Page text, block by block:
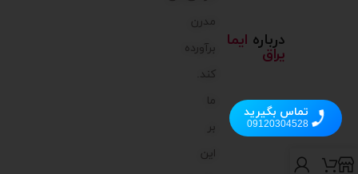
درباره ایما
یراق
مدرن
برآورده
کند.
ما
بر
این
تماس بگیرید
09120304528